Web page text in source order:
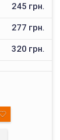
245 грн.
277 грн.
320 грн.